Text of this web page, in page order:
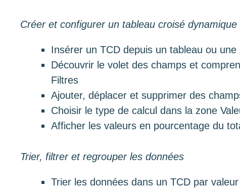
Créer et configurer un tableau croisé dynamique
Insérer un TCD depuis un tableau ou
Découvrir le volet des champs et
Filtres
Ajouter, déplacer et supprimer des
Choisir le type de calcul dans la zone
Afficher les valeurs en pourcentage du
Trier, filtrer et regrouper les données
Trier les données dans un TCD par